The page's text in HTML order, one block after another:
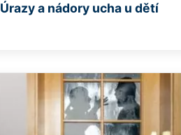
Úrazy a nádory ucha u dětí